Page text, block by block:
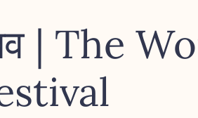
| The